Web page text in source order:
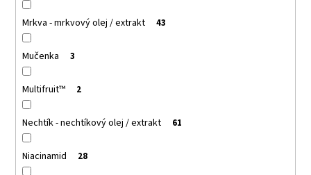
Mrkva - mrkvový olej / extrakt 43
Mučenka 3
Multifruit™ 2
Nechtík - nechtíkový olej / extrakt 61
Niacinamid 28